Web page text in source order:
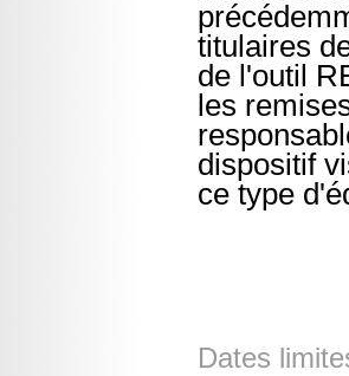
titulaires
de l'outil
les
dispositif
ce type
Dates